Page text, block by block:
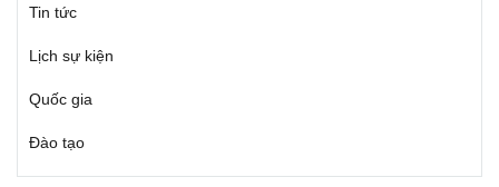
Tin tức
Lịch sự kiện
Quốc gia
Đào tạo